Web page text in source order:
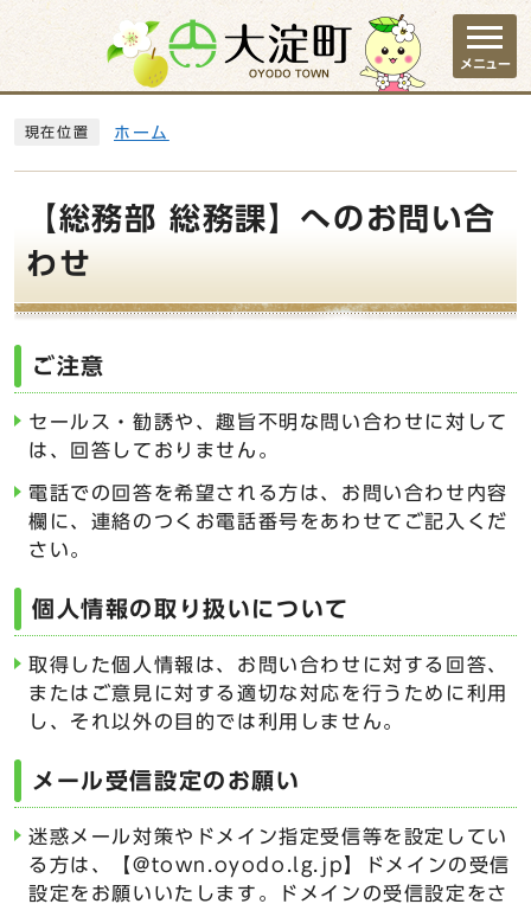
ページの先頭です
メニュー
現在位置 ホーム
【総務部 総務課】へのお問い合
わせ
ご注意
セールス・勧誘や、趣旨不明な問い合わせに対して
は、回答しておりません。
電話での回答を希望される方は、お問い合わせ内容
欄に、連絡のつくお電話番号をあわせてご記入くだ
さい。
個人情報の取り扱いについて
取得した個人情報は、お問い合わせに対する回答、
またはご意見に対する適切な対応を行うために利用
し、それ以外の目的では利用しません。
メール受信設定のお願い
迷惑メール対策やドメイン指定受信等を設定してい
る方は、【@town.oyodo.lg.jp】ドメインの受信
設定をお願いいたします。ドメインの受信設定をさ